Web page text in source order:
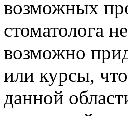
возможных
стоматолога
возможно
или курсы,
данной